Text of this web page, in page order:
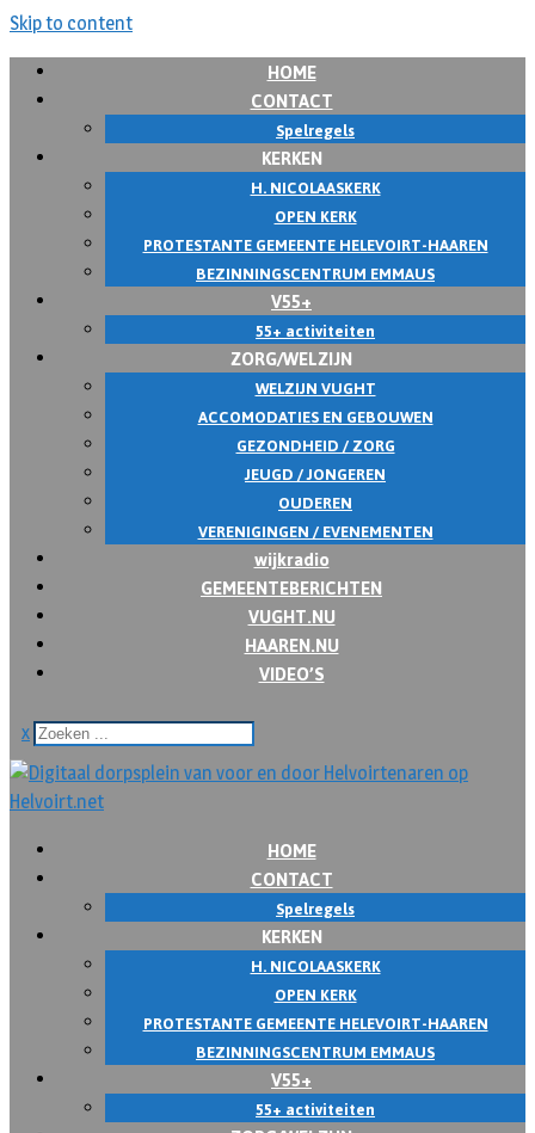
Skip to content
HOME
CONTACT
Spelregels
KERKEN
H. NICOLAASKERK
OPEN KERK
PROTESTANTE GEMEENTE HELEVOIRT-HAAREN
BEZINNINGSCENTRUM EMMAUS
V55+
55+ activiteiten
ZORG/WELZIJN
WELZIJN VUGHT
ACCOMODATIES EN GEBOUWEN
GEZONDHEID / ZORG
JEUGD / JONGEREN
OUDEREN
VERENIGINGEN / EVENEMENTEN
wijkradio
GEMEENTEBERICHTEN
VUGHT.NU
HAAREN.NU
VIDEO’S
x
HOME
CONTACT
Spelregels
KERKEN
H. NICOLAASKERK
OPEN KERK
PROTESTANTE GEMEENTE HELEVOIRT-HAAREN
BEZINNINGSCENTRUM EMMAUS
V55+
55+ activiteiten